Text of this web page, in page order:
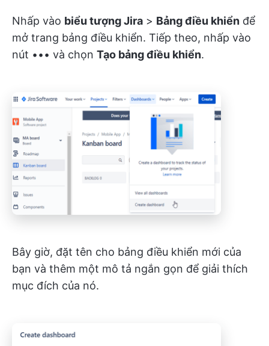
Nhấp vào biểu tượng Jira > Bảng điều khiển để
mở trang bảng điều khiển. Tiếp theo, nhấp vào
nút ••• và chọn Tạo bảng điều khiển.
Bây giờ, đặt tên cho bảng điều khiển mới của
bạn và thêm một mô tả ngắn gọn để giải thích
mục đích của nó.